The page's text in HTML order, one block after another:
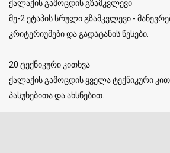
ქალაქის გამოცდის გზამკვლევი
მე-2 ეტაპის სრული გზამკვლევი -
კრიტერიუმები და გადატანის წესები.
20 ტექნიკური კითხვა
ქალაქის გამოცდის ყველა ტექნიკური
პასუხებითა და ახსნებით.